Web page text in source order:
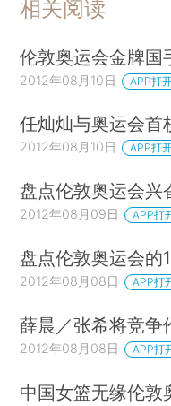
相关阅读
伦敦奥运会金牌国
2012年08月10日 APP打
任灿灿与奥运会首
2012年08月10日 APP打
盘点伦敦奥运会兴
2012年08月09日 APP打
盘点伦敦奥运会的
2012年08月08日 APP打
薛晨／张希将竞争
2012年08月08日 APP打
中国女篮无缘伦敦